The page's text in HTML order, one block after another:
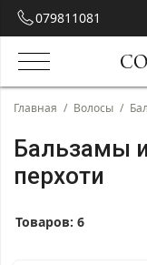
079811081
Главная / Волосы /
Бальзамы
перхоти
Товаров: 6